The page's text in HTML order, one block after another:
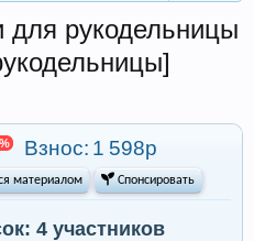
для рукодельницы
Взнос: 1 598р
материалом  Спонсировать
4 участников